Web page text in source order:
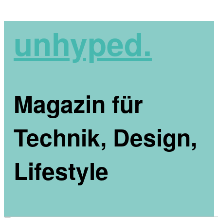
unhyped.
Magazin für
Technik, Design,
Lifestyle